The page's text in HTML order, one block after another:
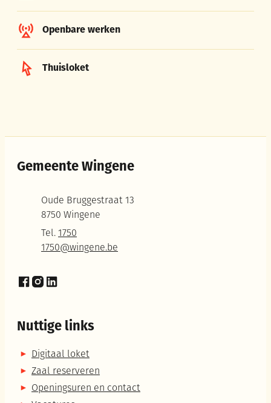
Openbare werken
Thuisloket
Gemeente Wingene
Oude Bruggestraat 13
,8750 Wingene
1750
E-mail1750@wingene.be
Nuttige links
Digitaal loket
Zaal reserveren
Openingsuren en contact
Facebook
Instagram
LinkedIn